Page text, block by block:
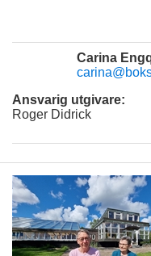
Carina
Ansvarig utgivare:
Roger Didrick